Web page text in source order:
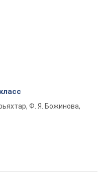
Ф. Я. Божинова,